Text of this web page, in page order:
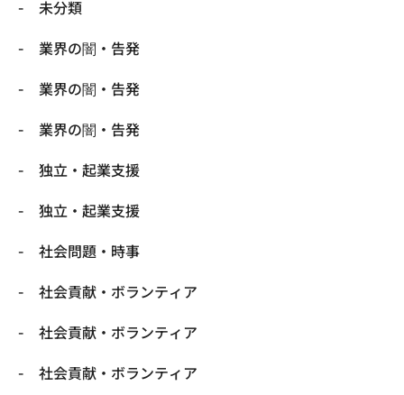
未分類
業界の闇・告発
業界の闇・告発
業界の闇・告発
独立・起業支援
独立・起業支援
社会問題・時事
社会貢献・ボランティア
社会貢献・ボランティア
社会貢献・ボランティア